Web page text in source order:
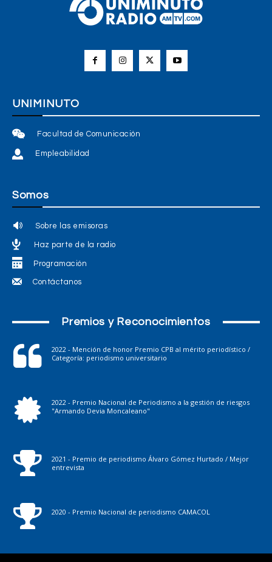
UNIMINUTO
Facultad de Comunicación
Empleabilidad
Somos
Sobre las emisoras
Haz parte de la radio
Programación
Contáctanos
Premios y Reconocimientos
2022 - Mención de honor Premio CPB al mérito periodístico /
Categoría: periodismo universitario
2022 - Premio Nacional de Periodismo a la gestión de riesgos
"Armando Devia Moncaleano"
2021 - Premio de periodismo Álvaro Gómez Hurtado / Mejor
entrevista
2020 - Premio Nacional de periodismo CAMACOL